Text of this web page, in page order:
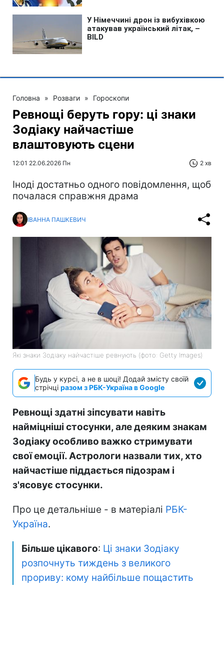
Головна » Розваги » Гороскопи
Ревнощі беруть гору: ці знаки
Зодіаку найчастіше
влаштовують сцени
12:01 22.06.2026 Пн 2 хв
Іноді достатньо одного повідомлення, щоб
почалася справжня драма
ІВАННА ПАШКЕВИЧ
Які знаки Зодіаку найчастіше ревнують (фото: Getty Images)
Будь у курсі, а не в шоці! Додай змісту своїй
стрічці разом з РБК-Україна в Google
Ревнощі здатні зіпсувати навіть
найміцніші стосунки, але деяким знакам
Зодіаку особливо важко стримувати
свої емоції. Астрологи назвали тих, хто
найчастіше піддається підозрам і
з'ясовує стосунки.
Про це детальніше - в матеріалі РБК-
Україна.
Більше цікавого: Ці знаки Зодіаку
розпочнуть тиждень з великого
прориву: кому найбільше пощастить